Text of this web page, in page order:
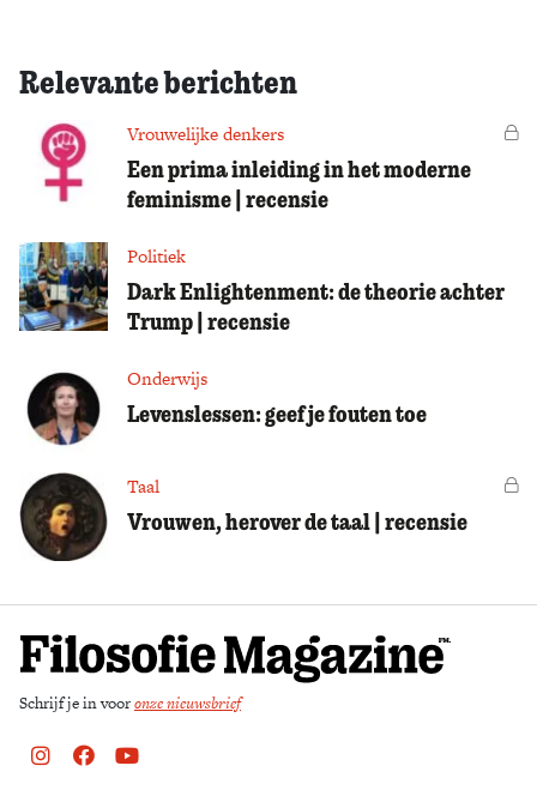
Relevante berichten
Vrouwelijke denkers
Een prima inleiding in het moderne
feminisme | recensie
Politiek
Dark Enlightenment: de theorie achter
Trump | recensie
Onderwijs
Levenslessen: geef je fouten toe
Taal
Vrouwen, herover de taal | recensie
Schrijf je in vooronze nieuwsbrief
Instagram
FacebookYoutube